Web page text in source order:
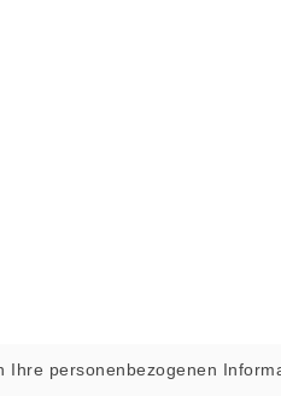
Ihre personenbezogenen